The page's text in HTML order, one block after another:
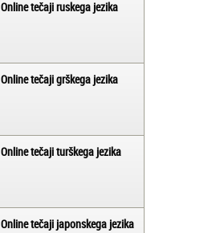
Online tečaji ruskega jezika
Online tečaji grškega jezika
Online tečaji turškega jezika
Online tečaji japonskega jezika